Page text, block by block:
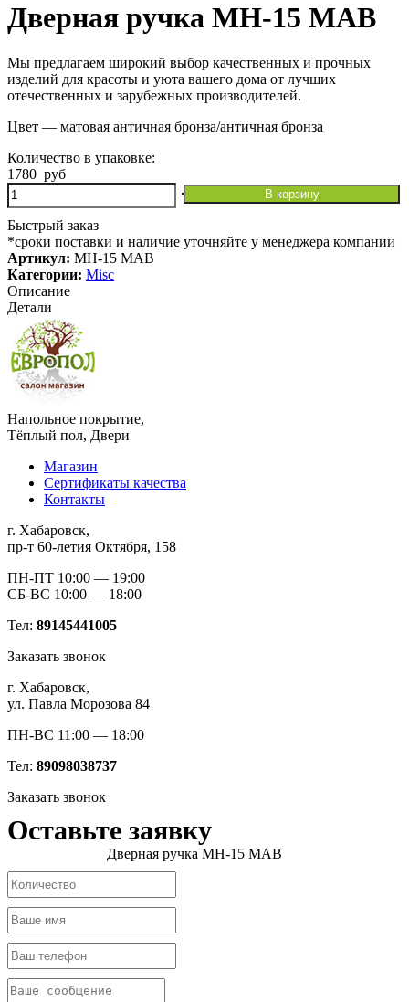
Дверная ручка MH-15 MAB
Мы предлагаем широкий выбор качественных и прочных
изделий для красоты и уюта вашего дома от лучших
отечественных и зарубежных производителей.
Цвет — матовая античная бронза/античная бронза
Количество в упаковке:
1780 руб
Количество
товара
Дверная
ручка
MH-
15
MAB
В корзину
Быстрый заказ
*сроки поставки и наличие уточняйте у менеджера компании
Артикул: MH-15 MAB
Категории: Misc
Описание
Детали
Напольное покрытие,
Тёплый пол, Двери
Магазин
Сертификаты качества
Контакты
г. Хабаровск,
пр-т 60-летия Октября, 158
ПН-ПТ 10:00 — 19:00
СБ-ВС 10:00 — 18:00
Тел: 89145441005
Заказать звонок
г. Хабаровск,
ул. Павла Морозова 84
ПН-ВС 11:00 — 18:00
Тел: 89098038737
Заказать звонок
Оставьте заявку
Дверная ручка MH-15 MAB